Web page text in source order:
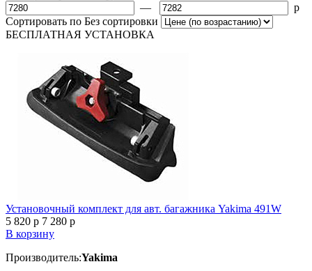
—
p
Сортировать по Без сортировки
БЕСПЛАТНАЯ УСТАНОВКА
Установочный комплект для авт. багажника Yakima 491W
5 820 p 7 280 p
В корзину
Производитель:Yakima